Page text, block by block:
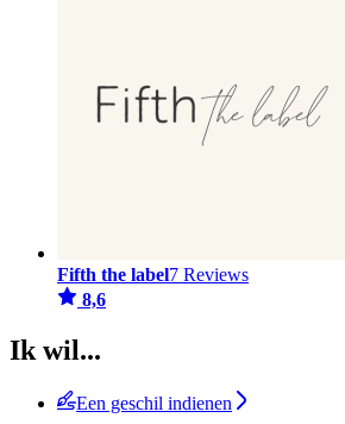
Fifth the label7 Reviews
8,6
Ik wil...
Een geschil indienen